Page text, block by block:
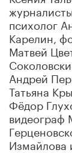
психолог
Карелин,
Матвей
Андрей
Татьяна
Фёдор
видеограф
Измайлова